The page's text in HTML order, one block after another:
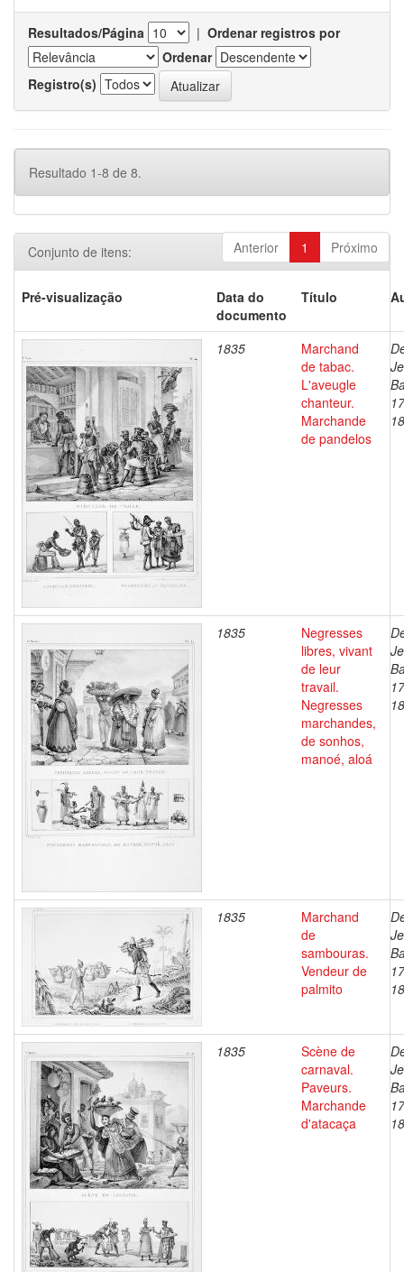
Resultados/Página | Ordenar registros por
Ordenar
Registro(s)
Resultado 1-8 de 8.
Anterior 1 Próximo
Conjunto de itens:
Pré-visualização
Data do
documento
Título
1835
Marchand
de tabac.
L'aveugle
chanteur.
Marchande
de pandelos
1835
Negresses
libres, vivant
de leur
travail.
Negresses
marchandes,
de sonhos,
manoé, aloá
1835
Marchand
de
sambouras.
Vendeur de
palmito
1835
Scène de
carnaval.
Paveurs.
Marchande
d'atacaça